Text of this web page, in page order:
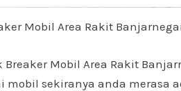
Mobil Area Rakit
Mobil Area Rakit
sekiranya anda merasa